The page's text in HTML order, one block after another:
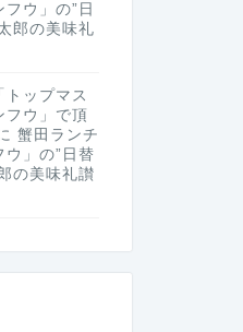
ウ」の”日
郎の美味礼
トップマス
フウ」で頂
蟹田ランチ
」の”日替
の美味礼讃